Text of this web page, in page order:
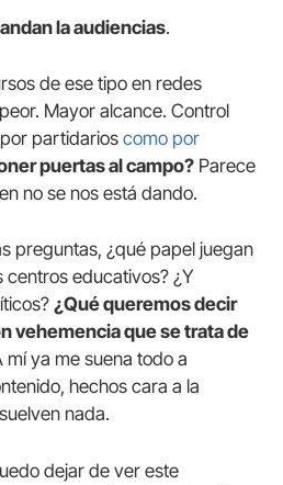
la audiencias.
de ese tipo en redes
Mayor alcance. Control
partidarios como por
puertas al campo? Parece
no se nos está dando.
preguntas, ¿qué papel juegan
centros educativos? ¿Y
¿Qué queremos decir
vehemencia que se trata de
mí ya me suena todo a
hechos cara a la
nada.
dejar de ver este